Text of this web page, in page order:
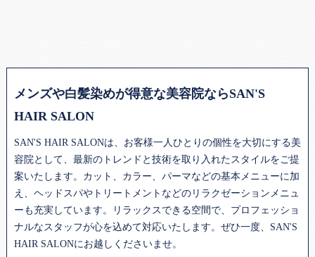
メンズや白髪染めが得意な美容院ならSAN'S
HAIR SALON
SAN'S HAIR SALONは、お客様一人ひとりの個性を大切にする美
容院 として、最新のトレンドと技術を取り入れたスタイルをご提
案いたします。カット、カラー、パーマなどの基本メニューに加
え、ヘッドスパやトリートメントなどのリラクゼーションメニュ
ーも充実しています。リラックスできる空間で、プロフェッショ
ナルなスタッフが心を込めて対応いたします。ぜひ一度、SAN'S
HAIR SALONにお越しくださいませ。